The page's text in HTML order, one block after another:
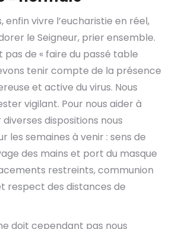
enfin vivre l’eucharistie en réel,
le Seigneur, prier ensemble.
pas de « faire du passé table
tenir compte de la présence
et active du virus. Nous
vigilant. Pour nous aider à
dispositions nous
les semaines à venir : sens de
des mains et port du masque
restreints, communion
respect des distances de
doit cependant pas nous